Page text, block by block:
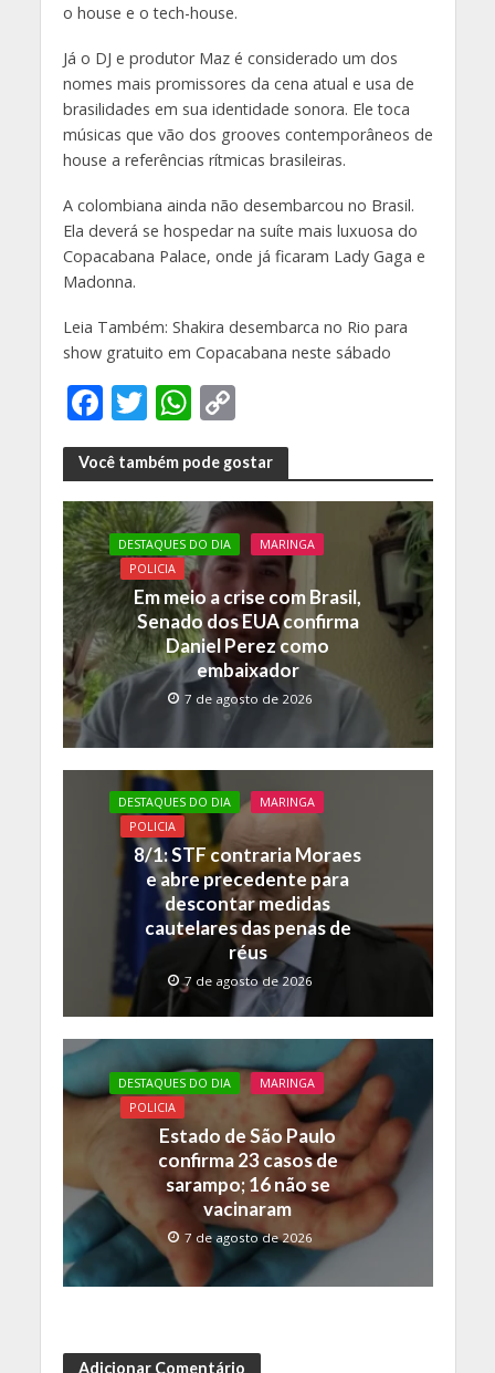
o house e o tech-house.
Já o DJ e produtor Maz é considerado um dos
nomes mais promissores da cena atual e usa de
brasilidades em sua identidade sonora. Ele toca
músicas que vão dos grooves contemporâneos de
house a referências rítmicas brasileiras.
A colombiana ainda não desembarcou no Brasil.
Ela deverá se hospedar na suíte mais luxuosa do
Copacabana Palace, onde já ficaram Lady Gaga e
Madonna.
Leia Também: Shakira desembarca no Rio para
show gratuito em Copacabana neste sábado
F
ac
e
b
o
o
k
T
w
itt
er
W
h
at
s
A
p
p
C
o
p
y
Li
n
k
Você também pode gostar
DESTAQUES DO DIA
MARINGA
POLICIA
Em meio a crise com Brasil,
Senado dos EUA confirma
Daniel Perez como
embaixador
7 de agosto de 2026
DESTAQUES DO DIA
MARINGA
POLICIA
8/1: STF contraria Moraes
e abre precedente para
descontar medidas
cautelares das penas de
réus
7 de agosto de 2026
DESTAQUES DO DIA
MARINGA
POLICIA
Estado de São Paulo
confirma 23 casos de
sarampo; 16 não se
vacinaram
7 de agosto de 2026
Adicionar Comentário